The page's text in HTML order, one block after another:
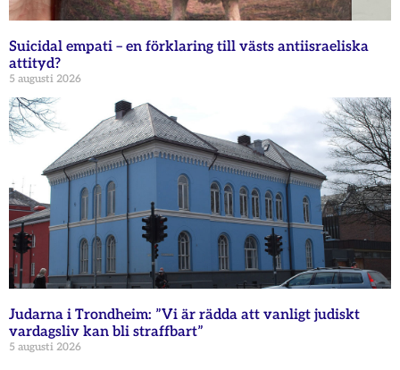
Suicidal empati – en förklaring till västs antiisraeliska
attityd?
5 augusti 2026
Judarna i Trondheim: ”Vi är rädda att vanligt judiskt
vardagsliv kan bli straffbart”
5 augusti 2026